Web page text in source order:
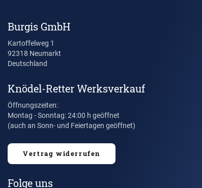
Burgis GmbH
Kartoffelweg 1
92318 Neumarkt
Deutschland
Knödel-Retter Werksverkauf
Öffnungszeiten:
Montag - Sonntag: 24:00 h geöffnet
(auch an Sonn- und Feiertagen geöffnet)
Vertrag widerrufen
Folge uns